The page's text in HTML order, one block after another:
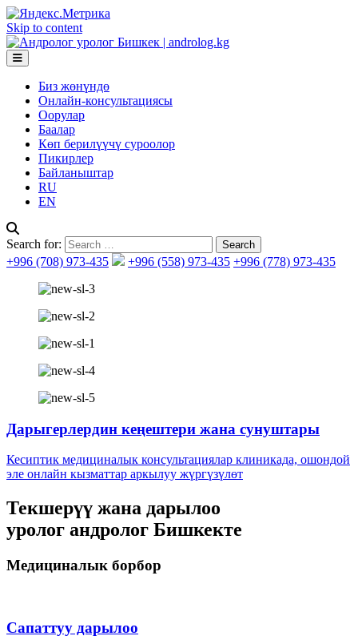
Skip to content
Биз жөнүндө
Онлайн-консультациясы
Оорулар
Баалар
Көп берилүүчү суроолор
Пикирлер
Байланыштар
RU
EN
Search for:
+996 (708) 973-435
+996 (558) 973-435 +996 (778) 973-435
Дарыгерлердин кеңештери жана сунуштары
Кесиптик медициналык консультациялар клиникада, ошондой
эле онлайн кызматтар аркылуу жүргүзүлөт
Текшерүү жана дарылоо
уролог андролог Бишкекте
Медициналык борбор
Сапаттуу дарылоо